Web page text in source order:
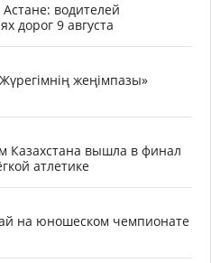
водителей
дорог 9 августа
жеңімпазы»
Казахстана вышла в финал
атлетике
на юношеском чемпионате